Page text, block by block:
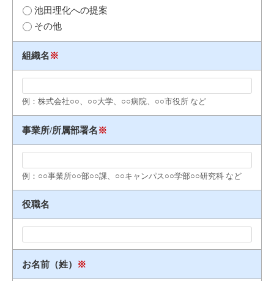
池田理化への提案
その他
組織名※
例：株式会社○○、○○大学、○○病院、○○市役所 など
事業所/所属部署名※
例：○○事業所○○部○○課、○○キャンパス○○学部○○研究科 など
役職名
お名前（姓） ※